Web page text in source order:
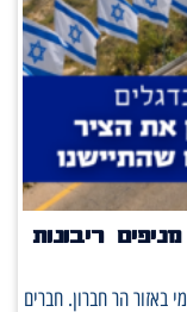
ריבונות
באזור הר חברון. חברים